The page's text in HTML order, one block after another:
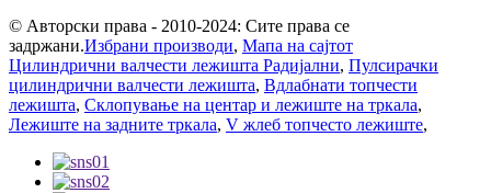
© Авторски права - 2010-2024: Сите права се
задржани.Избрани производи, Мапа на сајтот
Цилиндрични валчести лежишта Радијални, Пулсирачки
цилиндрични валчести лежишта, Вдлабнати топчести
лежишта, Склопување на центар и лежиште на тркала,
Лежиште на задните тркала, V жлеб топчесто лежиште,